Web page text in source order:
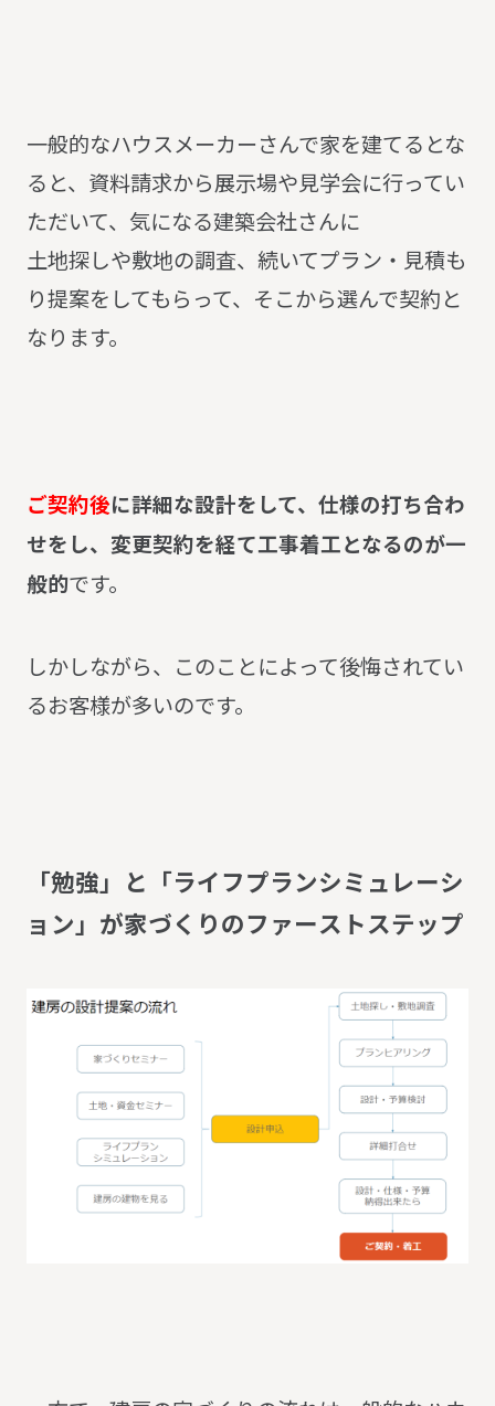
一般的なハウスメーカーさんで家を建てるとな
ると、資料請求から展示場や見学会に行ってい
ただいて、気になる建築会社さんに
土地探しや敷地の調査、続いてプラン・見積も
り提案をしてもらって、そこから選んで契約と
なります。
ご契約後に詳細な設計をして、仕様の打ち合わ
せをし、変更契約を経て工事着工となるのが一
般的です。
しかしながら、このことによって後悔されてい
るお客様が多いのです。
「勉強」 と 「ライフプランシミ ュ レーシ
ョ ン 」 が家づく りのファース トステップ